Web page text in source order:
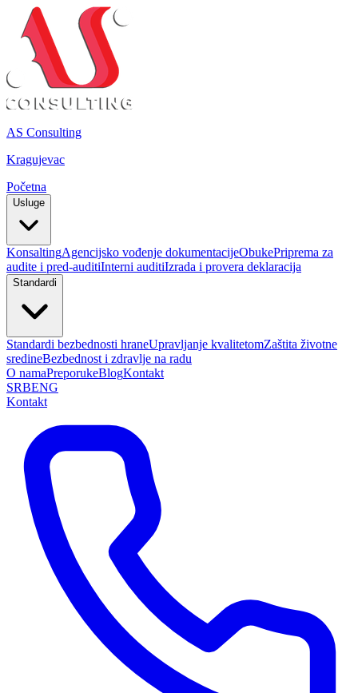
AS Consulting
Kragujevac
Početna
Usluge
KonsaltingAgencijsko vođenje dokumentacijeObukePriprema za
audite i pred-auditiInterni auditiIzrada i provera deklaracija
Standardi
Standardi bezbednosti hraneUpravljanje kvalitetomZaštita životne
sredineBezbednost i zdravlje na radu
O namaPreporukeBlogKontakt
SRBENG
Kontakt